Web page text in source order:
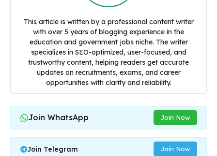
This article is written by a professional content writer
with over 5 years of blogging experience in the
education and government jobs niche. The writer
specializes in SEO-optimized, user-focused, and
trustworthy content, helping readers get accurate
updates on recruitments, exams, and career
opportunities with clarity and reliability.
Join WhatsApp Join Now
Join Telegram Join Now